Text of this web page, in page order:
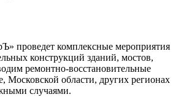
проведет комплексные мероприятия
конструкций зданий, мостов,
ремонтно-восстановительные
Московской области, других регионах
случаями.